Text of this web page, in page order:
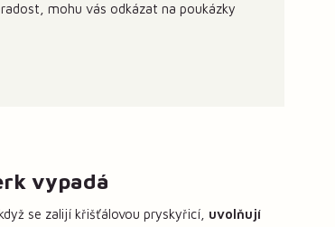
mohu vás odkázat na poukázky
vypadá
se zalijí křišťálovou pryskyřicí, uvolňují